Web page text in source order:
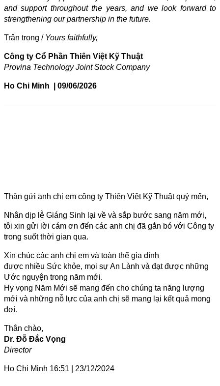
and support throughout the years, and we look forward to
strengthening our partnership in the future.
Trân trọng / Yours faithfully,
Công ty Cổ Phần Thiên Việt Kỹ Thuật
Provina Technology Joint Stock Company
Ho Chi Minh | 09/06/2026
Thân gửi anh chị em công ty Thiên Việt Kỹ Thuật quý mến,
Nhân dịp lễ Giáng Sinh lại về và sắp bước sang năm mới,
tôi xin gửi lời cám ơn đến các anh chị đã gắn bó với Công ty
trong suốt thời gian qua.
Xin chúc các anh chị em và toàn thể gia đình
được nhiều Sức khỏe, mọi sự An Lành và đạt được những
Ước nguyện trong năm mới.
Hy vọng Năm Mới sẽ mang đến cho chúng ta năng lượng
mới và những nỗ lực của anh chị sẽ mang lại kết quả mong
đợi.
Thân chào,
Dr. Đỗ Đắc Vọng
Director
Ho Chi Minh 16:51 23/12/2024